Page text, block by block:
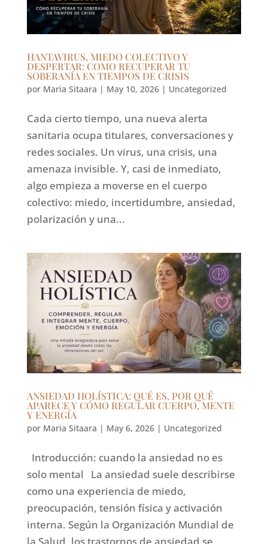
HANTAVIRUS, MIEDO COLECTIVO Y
DESPERTAR: COMO RECUPERAR TU
SOBERANÍA EN TIEMPOS DE CRISIS
por Maria Sitaara | May 10, 2026| Uncategorized
Cada cierto tiempo, una nueva alerta
sanitaria ocupa titulares, conversaciones y
redes sociales. Un virus, una crisis, una
amenaza invisible. Y, casi de inmediato,
algo empieza a moverse en el cuerpo
colectivo: miedo, incertidumbre, ansiedad,
polarización y una...
ANSIEDAD HOLÍSTICA: QUÉ ES, POR QUÉ
APARECE Y CÓMO REGULAR CUERPO, MENTE
Y ENERGÍA
por Maria Sitaara | May 6, 2026| Uncategorized
Introducción: cuando la ansiedad no es
solo mental La ansiedad suele describirse
como una experiencia de miedo,
preocupación, tensión física y activación
interna. Según la Organización Mundial de